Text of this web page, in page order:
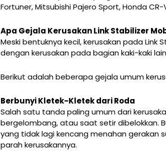
Fortuner, Mitsubishi Pajero Sport, Honda
Apa Gejala Kerusakan Link Stabilizer
Meski bentuknya kecil, kerusakan pada
dengan kerusakan pada bagian kaki-kaki
Berikut adalah beberapa gejala umum
Berbunyi Kletek-Kletek dari Roda
Salah satu tanda paling umum dari
bergelombang, atau saat setir dibelokkan.
yang tidak lagi kencang menahan gerakan
parah kerusakannya.